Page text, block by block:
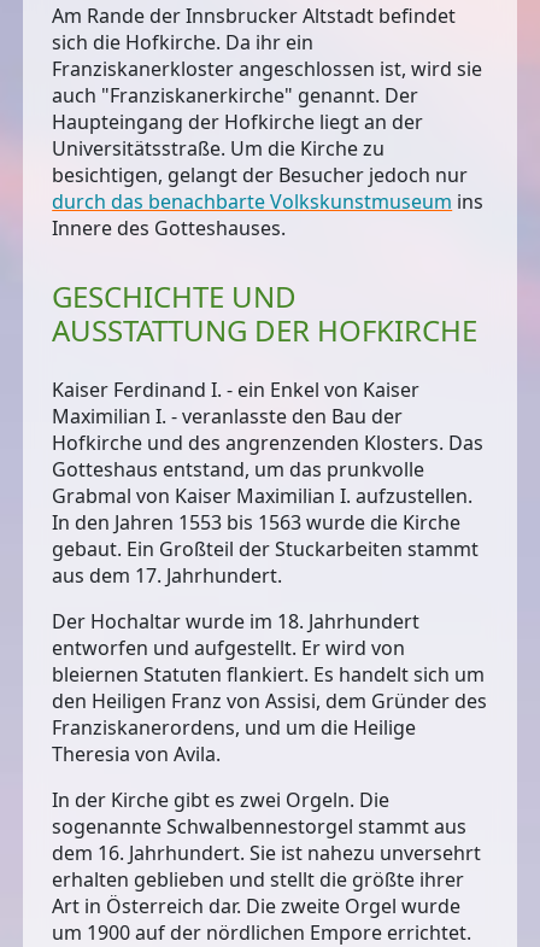
Am Rande der Innsbrucker Altstadt befindet
sich die Hofkirche. Da ihr ein
Franziskanerkloster angeschlossen ist, wird sie
auch "Franziskanerkirche" genannt. Der
Haupteingang der Hofkirche liegt an der
Universitätsstraße. Um die Kirche zu
besichtigen, gelangt der Besucher jedoch nur
durch das benachbarte Volkskunstmuseum ins
Innere des Gotteshauses.
GESCHICHTE UND
AUSSTATTUNG DER HOFKIRCHE
Kaiser Ferdinand I. - ein Enkel von Kaiser
Maximilian I. - veranlasste den Bau der
Hofkirche und des angrenzenden Klosters. Das
Gotteshaus entstand, um das prunkvolle
Grabmal von Kaiser Maximilian I. aufzustellen.
In den Jahren 1553 bis 1563 wurde die Kirche
gebaut. Ein Großteil der Stuckarbeiten stammt
aus dem 17. Jahrhundert.
Der Hochaltarwurde im 18. Jahrhundert
entworfen und aufgestellt. Er wird von
bleiernen Statuten flankiert. Es handelt sich um
den Heiligen Franz von Assisi, dem Gründer des
Franziskanerordens, und um die Heilige
Theresia von Avila.
In der Kirche gibt es zwei Orgeln. Die
sogenannteSchwalbennestorgel stammt aus
dem 16. Jahrhundert. Sie ist nahezu unversehrt
erhalten geblieben und stellt die größte ihrer
Art in Österreich dar. Die zweite Orgel wurde
um 1900 auf der nördlichen Empore errichtet.